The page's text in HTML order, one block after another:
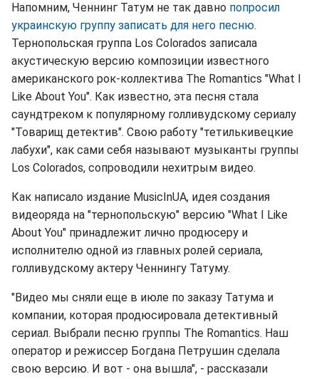
Напомним, Ченнинг Татум не так давно попросил
украинскую группу записать для него песню.
Тернопольская группа Los Colorados записала
акустическую версию композиции известного
американского рок-коллектива The Romantics "What I
Like About You". Как известно, эта песня стала
саундтреком к популярному голливудскому сериалу
"Товарищ детектив". Свою работу "тетилькивецкие
лабухи", как сами себя называют музыканты группы
Los Colorados, сопроводили нехитрым видео.
Как написало издание MusicInUA, идея создания
видеоряда на "тернопольскую" версию "What I Like
About You" принадлежит лично продюсеру и
исполнителю одной из главных ролей сериала,
голливудскому актеру Ченнингу Татуму.
"Видео мы сняли еще в июле по заказу Татума и
компании, которая продюсировала детективный
сериал. Выбрали песню группы The Romantics. Наш
оператор и режиссер Богдана Петрушин сделала
свою версию. И вот - она ​​вышла", - рассказали